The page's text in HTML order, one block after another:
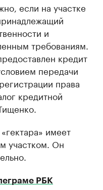
если на участке
и
требованиям.
кредит
передачи
права
кредитной
имеет
участком. Он
РБК